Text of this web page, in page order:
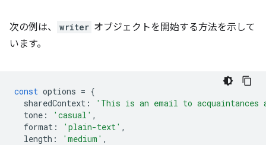
次の例は、 writer オブジェクトを開始する方法を示して
います。
const options = {
sharedContext :
'This is an email to acquaintances
tone : 'casual' ,
format : 'plain-text' ,
length : 'medium' ,